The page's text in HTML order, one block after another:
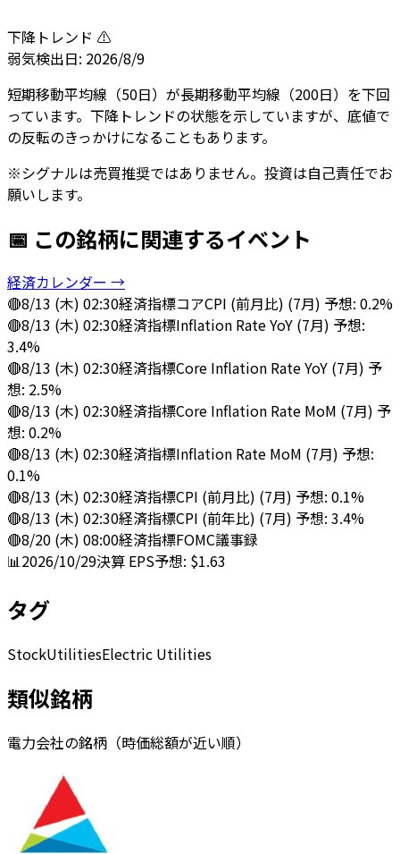
下降トレンド ⚠️
弱気検出日: 2026/8/9
短期移動平均線（50日）が長期移動平均線（200日）を下回
っています。下降トレンドの状態を示していますが、底値で
の反転のきっかけになることもあります。
※シグナルは売買推奨ではありません。投資は自己責任でお
願いします。
📅 この銘柄に関連するイベント
経済カレンダー →
🔴8/13 (木) 02:30経済指標コアCPI (前月比) (7月) 予想: 0.2%
🔴8/13 (木) 02:30経済指標Inflation Rate YoY (7月) 予想:
3.4%
🔴8/13 (木) 02:30経済指標Core Inflation Rate YoY (7月) 予
想: 2.5%
🔴8/13 (木) 02:30経済指標Core Inflation Rate MoM (7月) 予
想: 0.2%
🔴8/13 (木) 02:30経済指標Inflation Rate MoM (7月) 予想:
0.1%
🔴8/13 (木) 02:30経済指標CPI (前月比) (7月) 予想: 0.1%
🔴8/13 (木) 02:30経済指標CPI (前年比) (7月) 予想: 3.4%
🔴8/20 (木) 08:00経済指標FOMC議事録
📊2026/10/29決算 EPS予想: $1.63
タグ
StockUtilitiesElectric Utilities
類似銘柄
電力会社の銘柄（時価総額が近い順）